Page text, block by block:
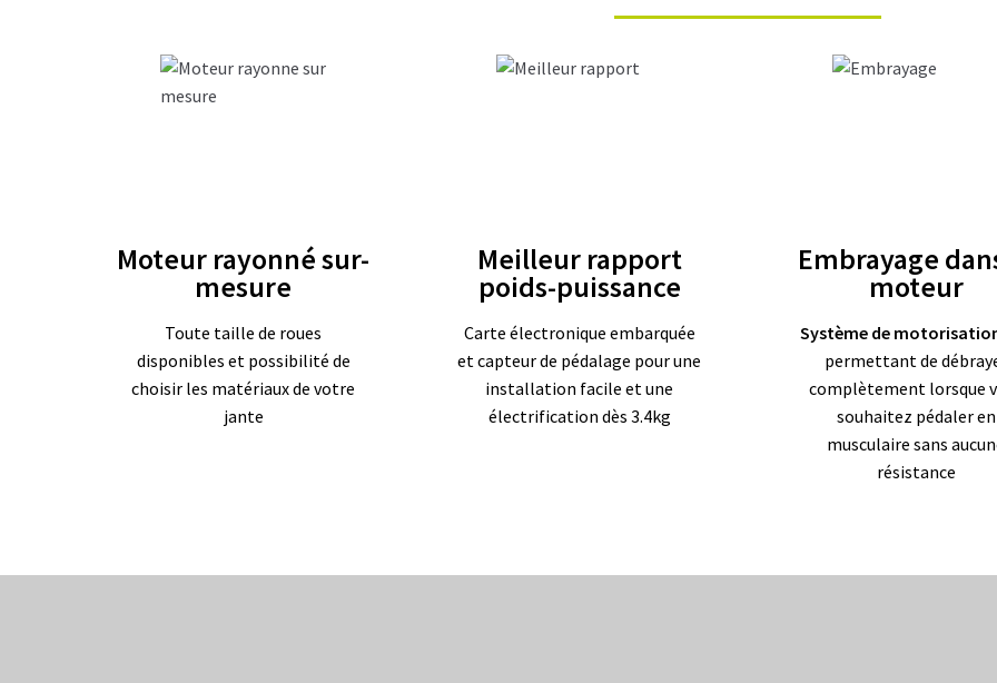
Moteur rayonné sur-
mesure
Toute taille de roues
disponibles et possibilité de
choisir les matériaux de votre
jante
Meilleur rapport
poids-puissance
Carte électronique embarquée
et capteur de pédalage pour une
installation facile et une
électrification dès 3.4kg
Embrayage
moteur
Système de
permettant de
complètement lorsque
souhaitez pédaler en
musculaire sans
résistance